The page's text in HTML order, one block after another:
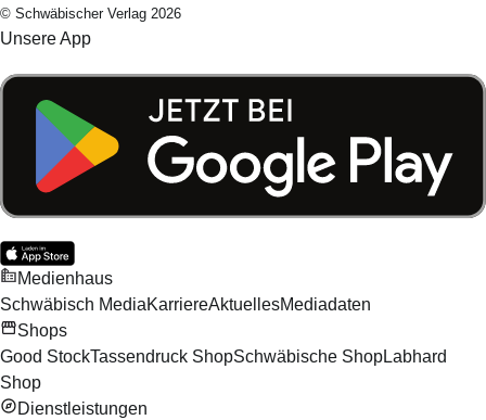
© Schwäbischer Verlag 2026
Unsere App
Medienhaus
Schwäbisch MediaKarriereAktuellesMediadaten
Shops
Good StockTassendruck ShopSchwäbische ShopLabhard
Shop
Dienstleistungen